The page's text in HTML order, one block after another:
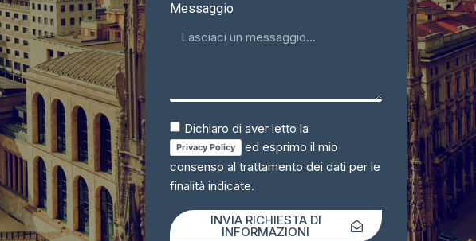
Messaggio
Dichiaro di aver letto la
Privacy Policy
ed esprimo il mio
consenso al trattamento dei dati per le
finalità indicate.
INVIA RICHIESTA DI
INFORMAZIONI